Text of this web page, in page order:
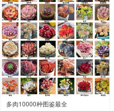
多肉10000种图鉴最全